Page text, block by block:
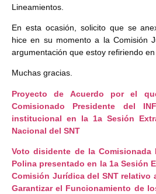
Lineamientos.
En esta ocasión, solicito que se
hice en su momento a la Comisión
argumentación que estoy refiriendo en
Muchas gracias.
Proyecto de Acuerdo por el
Comisionado Presidente del
institucional en la 1a Sesión
Nacional del SNT
Voto disidente de la Comisionada
Polina presentado en la 1a Sesión
Comisión Jurídica del SNT relativo
Garantizar el Funcionamiento de